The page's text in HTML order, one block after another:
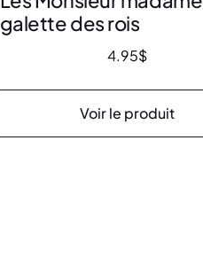
galette des rois
4.95$
Voir le produit